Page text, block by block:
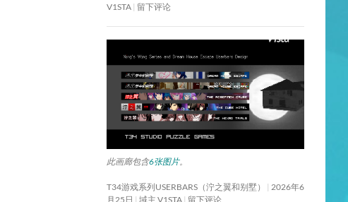
V1STA 留下评论
此画廊包含6张图片。
T34游戏系列USERBARS（泞之翼和别墅）
2026年6
月25日
域主 V1STA 留下评论